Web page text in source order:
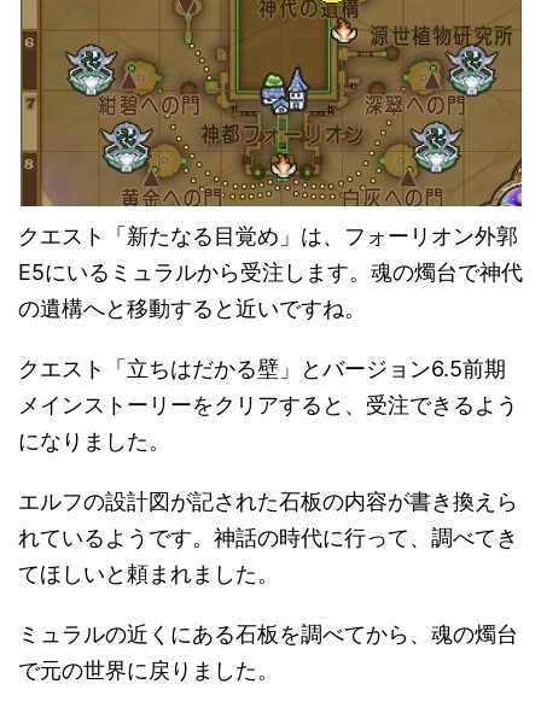
クエスト「新たなる目覚め」は、フォーリオン外郭
E5にいるミュラルから受注します。魂の燭台で神代
の遺構へと移動すると近いですね。
クエスト「立ちはだかる壁」とバージョン6.5前期
メインストーリーをクリアすると、受注できるよう
になりました。
エルフの設計図が記された石板の内容が書き換えら
れているようです。神話の時代に行って、調べてき
てほしいと頼まれました。
ミュラルの近くにある石板を調べてから、魂の燭台
で元の世界に戻りました。